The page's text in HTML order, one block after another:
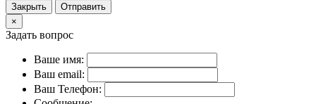
Закрыть
Отправить
×
Задать вопрос
Ваше имя:
Ваш email:
Ваш Телефон: